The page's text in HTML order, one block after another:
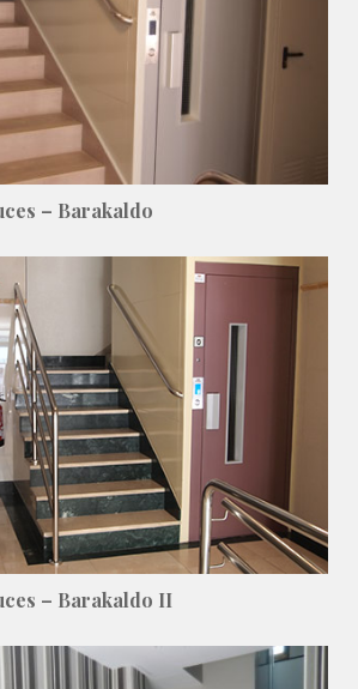
– Barakaldo
– Barakaldo II